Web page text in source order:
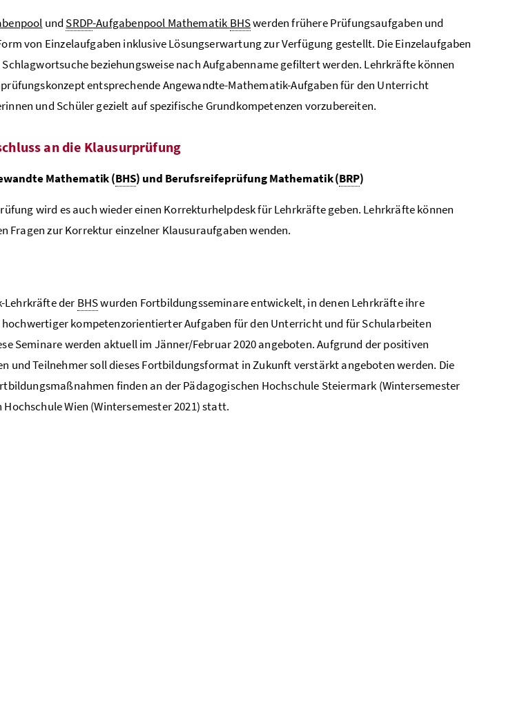
und SRDP-Aufgabenpool Mathematik BHSwerden frühere Prüfungsaufgaben und
von Einzelaufgaben inklusive Lösungserwartung zur Verfügung gestellt. Die Einzelaufgaben
beziehungsweise nach Aufgabenname gefiltert werden. Lehrkräfte können
entsprechende Angewandte-Mathematik-Aufgaben für den Unterricht
und Schüler gezielt auf spezifische Grundkompetenzen vorzubereiten.
an die Klausurprüfung
Mathematik (BHS) und Berufsreifeprüfung Mathematik (BRP)
wird es auch wieder einen Korrekturhelpdesk für Lehrkräfte geben. Lehrkräfte können
Fragen zur Korrektur einzelner Klausuraufgaben wenden.
Lehrkräfte der BHSwurden Fortbildungsseminare entwickelt, in denen Lehrkräfte ihre
kompetenzorientierter Aufgaben für den Unterricht und für Schularbeiten
Seminare werden aktuell im Jänner/Februar 2020 angeboten. Aufgrund der positiven
und Teilnehmer soll dieses Fortbildungsformat in Zukunft verstärkt angeboten werden. Die
finden an der Pädagogischen Hochschule Steiermark (Wintersemester
Wien (Wintersemester 2021) statt.